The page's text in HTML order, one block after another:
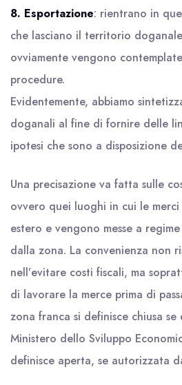
8. Esportazione: rientrano in
che lasciano il territorio
ovviamente vengono
procedure.
Evidentemente, abbiamo
doganali al fine di fornire delle
ipotesi che sono a disposizione
Una precisazione va fatta sulle
ovvero quei luoghi in cui le
estero e vengono messe a
dalla zona. La convenienza non
nell’evitare costi fiscali, ma
di lavorare la merce prima di
zona franca si definisce chiusa
Ministero dello Sviluppo
definisce aperta, se autorizzata